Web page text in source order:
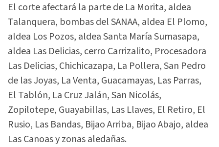
El corte afectará la parte de La Morita, aldea
Talanquera, bombas del SANAA, aldea El Plomo,
aldea Los Pozos, aldea Santa María Sumasapa,
aldea Las Delicias, cerro Carrizalito, Procesadora
Las Delicias, Chichicazapa, La Pollera, San Pedro
de las Joyas, La Venta, Guacamayas, Las Parras,
El Tablón, La Cruz Jalán, San Nicolás,
Zopilotepe, Guayabillas, Las Llaves, El Retiro, El
Rusio, Las Bandas, Bijao Arriba, Bijao Abajo, aldea
Las Canoas y zonas aledañas.